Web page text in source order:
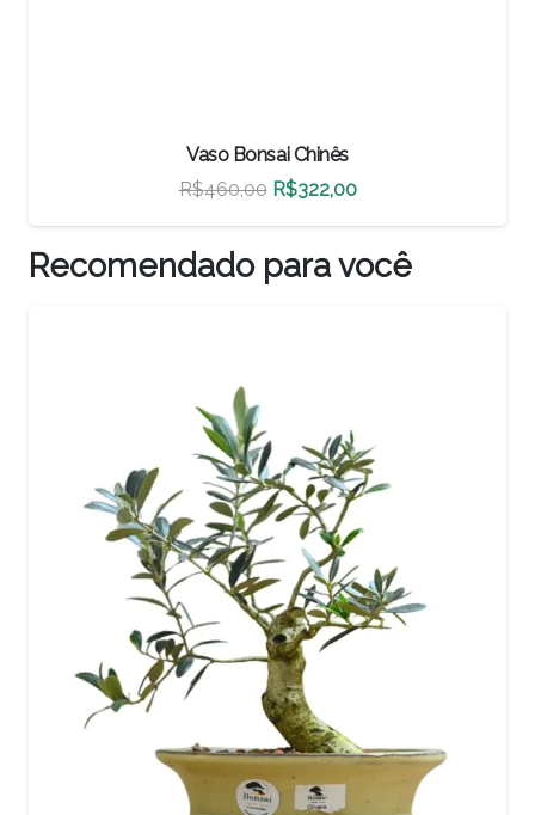
Vaso Bonsai Chinês
R$460,00 O
preço
original
R$322,00O
preço
atual
Recomendado para você